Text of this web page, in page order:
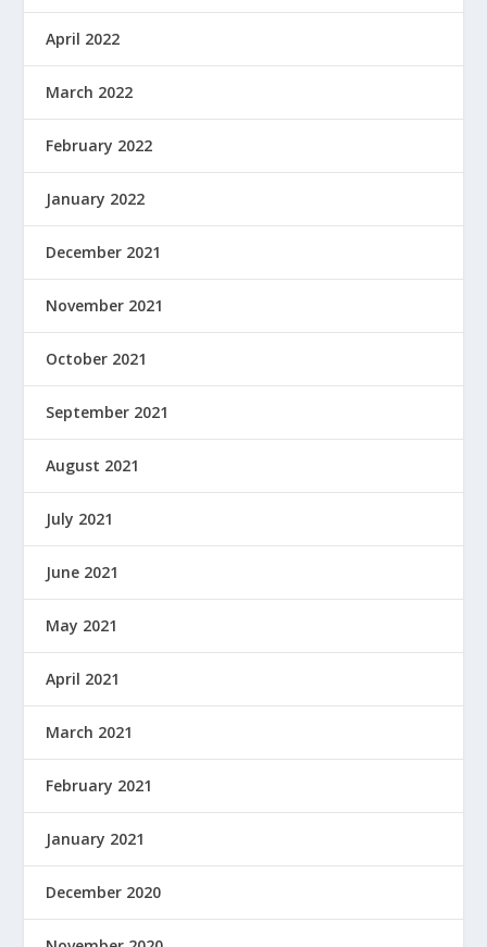
April 2022
March 2022
February 2022
January 2022
December 2021
November 2021
October 2021
September 2021
August 2021
July 2021
June 2021
May 2021
April 2021
March 2021
February 2021
January 2021
December 2020